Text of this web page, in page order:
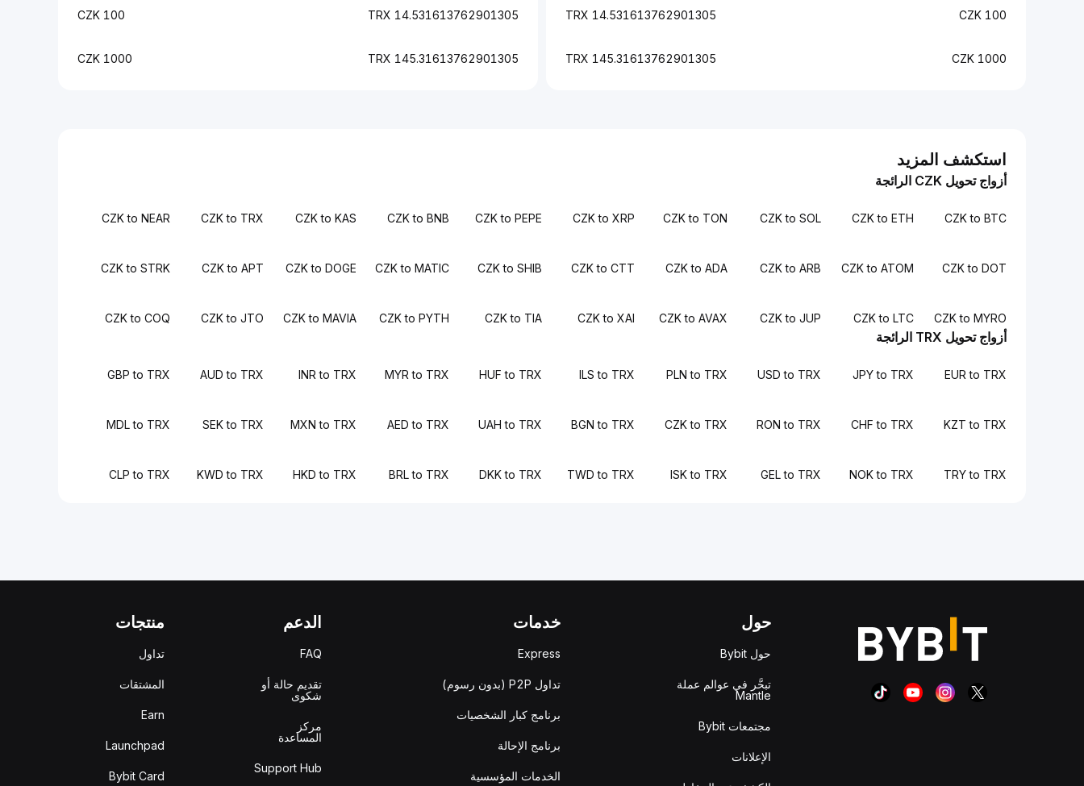
14.531613762901305 TRX
100 CZK
145.31613762901305 TRX
1000 CZK
100 CZK
14.531613762901305 TRX
1000 CZK
145.31613762901305 TRX
استكشف المزيد
أزواج تحويل CZK الرائجة
CZK to BTC
CZK to ETH
CZK to SOL
CZK to TON
CZK to XRP
CZK to PEPE
CZK to BNB
CZK to KAS
CZK to TRX
CZK to NEAR
CZK to DOT
CZK to ATOM
CZK to ARB
CZK to ADA
CZK to CTT
CZK to SHIB
CZK to MATIC
CZK to DOGE
CZK to APT
CZK to STRK
CZK to MYRO
CZK to LTC
CZK to JUP
CZK to AVAX
CZK to XAI
CZK to TIA
CZK to PYTH
CZK to MAVIA
CZK to JTO
CZK to COQ
أزواج تحويل TRX الرائجة
EUR to TRX
JPY to TRX
USD to TRX
PLN to TRX
ILS to TRX
HUF to TRX
MYR to TRX
INR to TRX
AUD to TRX
GBP to TRX
KZT to TRX
CHF to TRX
RON to TRX
CZK to TRX
BGN to TRX
UAH to TRX
AED to TRX
MXN to TRX
SEK to TRX
MDL to TRX
TRY to TRX
NOK to TRX
GEL to TRX
ISK to TRX
TWD to TRX
DKK to TRX
BRL to TRX
HKD to TRX
KWD to TRX
CLP to TRX
حول
حول Bybit
تبحَّر في عوالم عملة
Mantle
مجتمعات Bybit
الإعلانات
خدمات
Express
تداول P2P (بدون رسوم)
برنامج كبار الشخصيات
برنامج الإحالة
الخدمات المؤسسية
الدعم
FAQ
تقديم حالة أو
شكوى
مركز
المساعدة
Support Hub
منتجات
تداول
المشتقات
Earn
Launchpad
Bybit Card